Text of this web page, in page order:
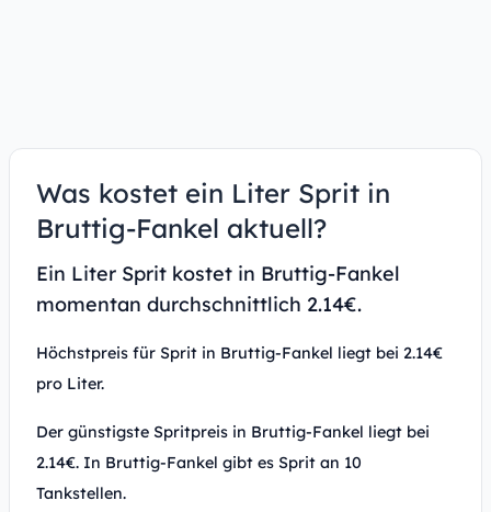
Was kostet ein Liter Sprit in
Bruttig-Fankel aktuell?
Ein Liter Sprit kostet in Bruttig-Fankel
momentan durchschnittlich 2.14€.
Höchstpreis für Sprit in Bruttig-Fankel liegt bei 2.14€
pro Liter.
Der günstigste Spritpreis in Bruttig-Fankel liegt bei
2.14€. In Bruttig-Fankel gibt es Sprit an 10
Tankstellen.